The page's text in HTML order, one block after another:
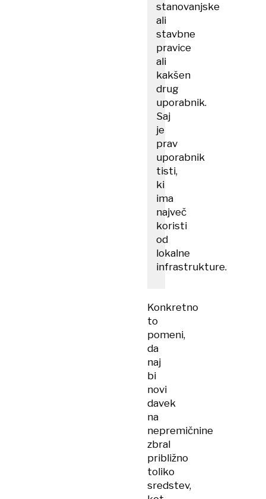
stanovanjske
ali
stavbne
pravice
ali
kakšen
drug
uporabnik.
Saj
je
prav
uporabnik
tisti,
ki
ima
največ
koristi
od
lokalne
infrastrukture.
Konkretno
to
pomeni,
da
naj
bi
novi
davek
na
nepremičnine
zbral
približno
toliko
sredstev,